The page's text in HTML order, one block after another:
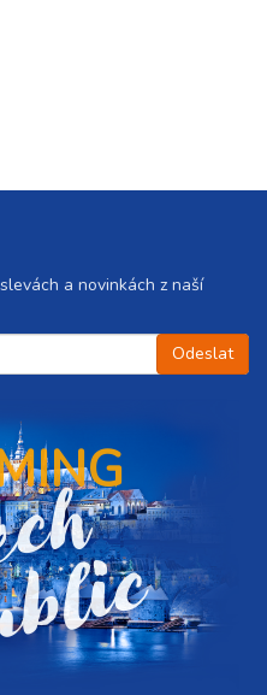
a novinkách z naší